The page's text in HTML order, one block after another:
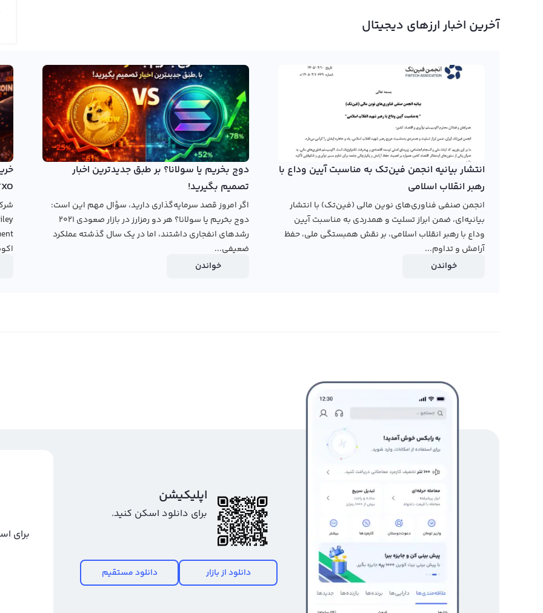
نمودار جنارو نتورک
استفاده از ابزارهای ترسیم به تحلیل نمودار جنارو نتورک بپردازند. در نمودار جنارو نتورک اطلاعات قیمت GNX با استفاده از
روش‌های مختلف نمایشی مثل کندل و نمودار خطی ارائه شده است و امکان استفاده از تایم فریم‌های مختلف برای تحلیل وجود
در حال حاضر هیچ صرافی دیجیتال ایرانی نمودار جنارو نتورک را از ابتدای فعالیت آن به کاربران ارائه نمی‌کند. اما با ورود این ارز
دیجیتال جدید به بازار، این امکان برای کاربران ایرانی نیز فراهم خواهد شد. برای مشاهده نمودار قیمت جنارو نتورک GNX به
تومان و دلار در سال‌های اخیر می‌توانید به وبسایت صرافی مورد نظر خود مراجعه کنید. رابکس در این صفحه نمودار قیمت جنارو
نتورک GNX را برای کاربران خود ارائه می‌کند.
رابکس از خرید و فروش بیش از ۱۰۰۰ ارز دیجیتال پشتیبانی می‌کند. برای معامله رمز جنارو نتورک، به صفحه
خرید جنارو نتورک
بروید.
آخرین اخبار ارزهای دیجیتال
انتشار بیانیه انجمن فین‌تک به مناسبت آیین وداع با
رهبر انقلاب اسلامی
انجمن صنفی فناوری‌های نوین مالی (فین‌تک) با انتشار
بیانیه‌ای، ضمن ابراز تسلیت و همدردی به مناسبت آیین
وداع با رهبر انقلاب اسلامی، بر نقش همبستگی ملی، حفظ
آرامش و تداوم...
خواندن
دوج بخریم یا سولانا؟ بر طبق جدیدترین اخبار
تصمیم بگیرید!
اگر امروز قصد سرمایه‌گذاری دارید، سؤال مهم این است:
دوج بخریم یا سولانا؟ هر دو رمزارز در بازار صعودی ۲۰۲۱
رشدهای انفجاری داشتند، اما در یک سال گذشته عملکرد
ضعیفی...
خواندن
اپلیکیشن
برای دانلود اسکن کنید.
دانلود از بازار دانلود مستقیم
برای